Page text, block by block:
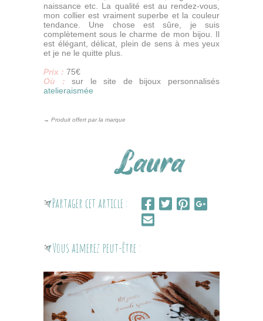
naissance etc. La qualité est au rendez-vous,
mon collier est vraiment superbe et la couleur
tendance. Une chose est sûre, je suis
complètement sous le charme de mon bijou. Il
est élégant, délicat, plein de sens à mes yeux
et je ne le quitte plus.
Prix : 75€
Où : sur le site de bijoux personnalisés
atelieraismée
→ Produit offert par la marque
Partager cet article :
Vous aimerez peut-être :